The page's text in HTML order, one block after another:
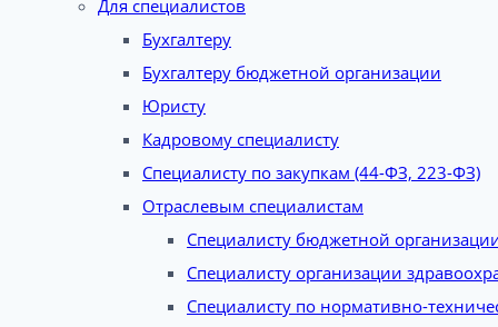
Для специалистов
Бухгалтеру
Бухгалтеру бюджетной организации
Юристу
Кадровому специалисту
Специалисту по закупкам (44-ФЗ, 223-ФЗ)
Отраслевым специалистам
Специалисту бюджетной
Специалисту организации
Специалисту по нормативно-